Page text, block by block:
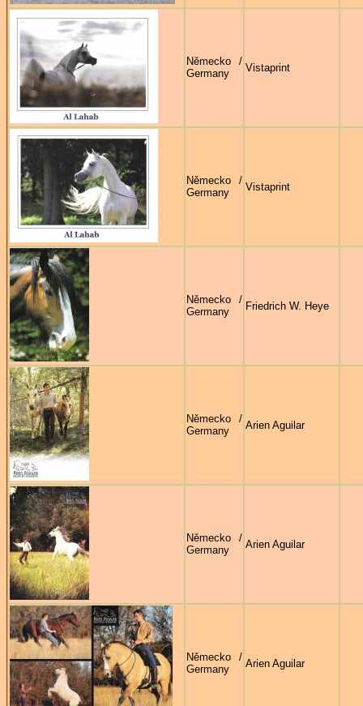
Německo /
Germany
Vistaprint
Německo /
Germany
Vistaprint
Německo /
Germany
Friedrich W. Heye
Německo /
Germany
Arien Aguilar
Německo /
Germany
Arien Aguilar
Německo /
Germany
Arien Aguilar